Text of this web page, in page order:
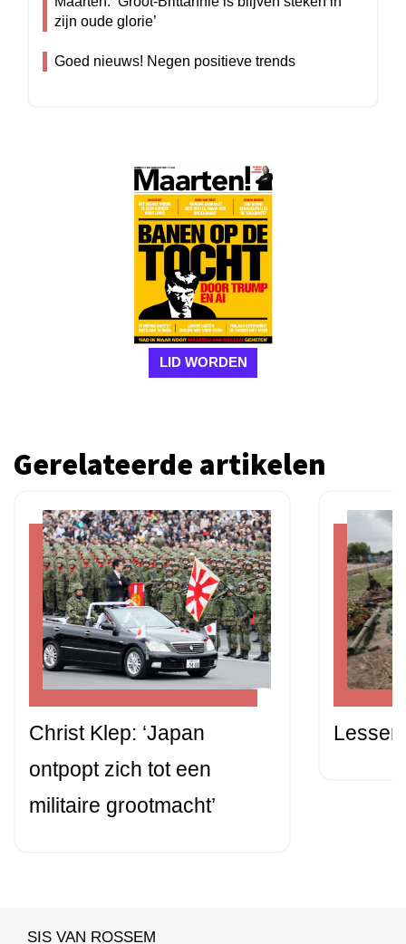
zijn oude glorie’
Goed nieuws! Negen positieve trends
LID WORDEN
Gerelateerde artikelen
Christ Klep: ‘Japan
ontpopt zich tot een
militaire grootmacht’
SIS VAN ROSSEM